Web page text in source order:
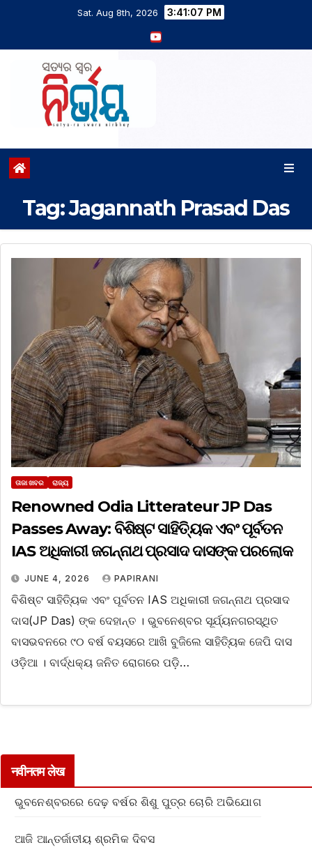
Sat. Aug 8th, 2026 3:41:08 PM
Tag:Jagannath Prasad Das
ତାଜା ଖବର ରାଜ୍ୟ
Renowned Odia Litterateur JP Das
Passes Away: ବିଶିଷ୍ଟ ସାହିତ୍ୟିକ ଏବଂ ପୂର୍ବତନ
IAS ଅଧିକାରୀ ଜଗନ୍ନାଥ ପ୍ରସାଦ ଦାସଙ୍କ ପରଲୋକ
JUNE 4, 2026 PAPIRANI
ବିଶିଷ୍ଟ ସାହିତ୍ୟିକ ଏବଂ ପୂର୍ବତନ IAS ଅଧିକାରୀ ଜଗନ୍ନାଥ ପ୍ରସାଦ
ଦାସ(JP Das) ଙ୍କ ଦେହାନ୍ତ । ଭୁବନେଶ୍ବର ସୂର୍ଯ୍ୟନଗରସ୍ଥିତ
ବାସଭବନରେ ୯୦ ବର୍ଷ ବୟସରେ ଆଖି ବୁଜିଲେ ସାହିତ୍ୟିକ ଜେପି ଦାସ
ଓଡ଼ିଆ । ବାର୍ଦ୍ଧକ୍ୟ ଜନିତ ରୋଗରେ ପଡ଼ି…
नवीनतम लेख
ଭୁବନେଶ୍ବରରେ ଦେଢ଼ ବର୍ଷର ଶିଶୁ ପୁତ୍ର ଚୋରି ଅଭିଯୋଗ
ଆଜି ଆନ୍ତର୍ଜାତୀୟ ଶ୍ରମିକ ଦିବସ